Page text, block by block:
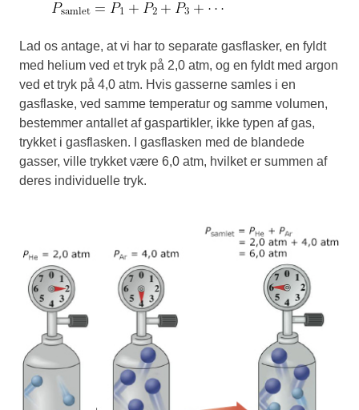
Lad os antage, at vi har to separate gasflasker, en fyldt
med helium ved et tryk på 2,0 atm, og en fyldt med argon
ved et tryk på 4,0 atm. Hvis gasserne samles i en
gasflaske, ved samme temperatur og samme volumen,
bestemmer antallet af gaspartikler, ikke typen af gas,
trykket i gasflasken. I gasflasken med de blandede
gasser, ville trykket være 6,0 atm, hvilket er summen af
deres individuelle tryk.